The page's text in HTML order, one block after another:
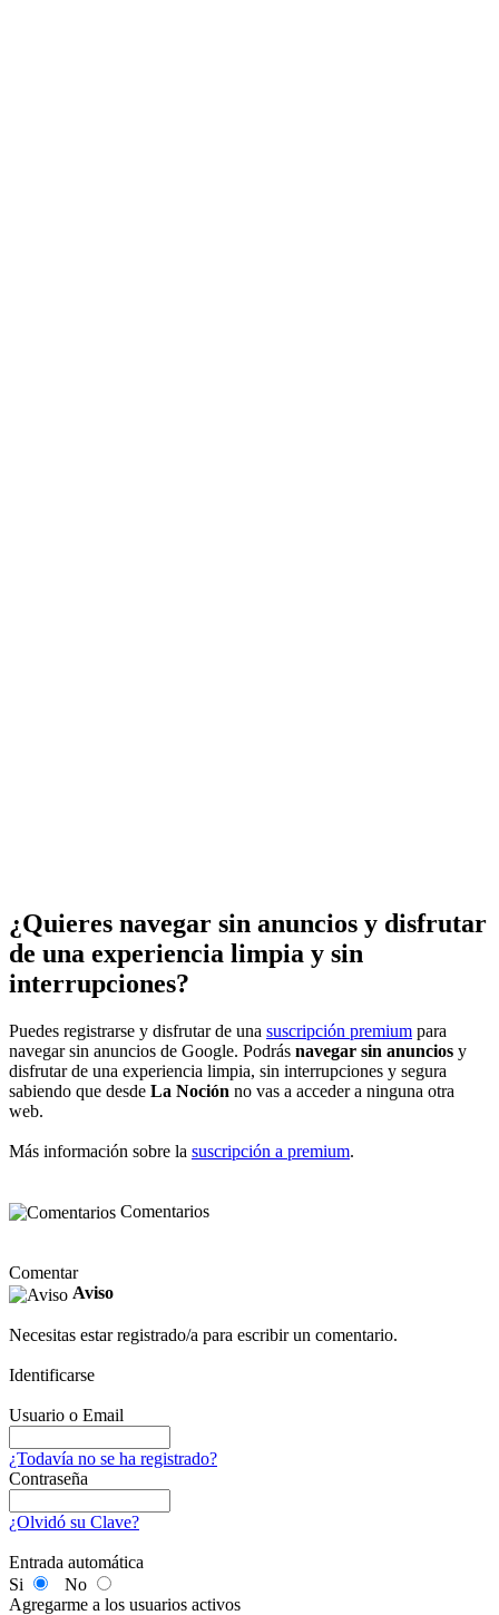
¿Quieres navegar sin anuncios y disfrutar
de una experiencia limpia y sin
interrupciones?
Puedes registrarse y disfrutar de una suscripción premium para
navegar sin anuncios de Google. Podrás navegar sin anuncios y
disfrutar de una experiencia limpia, sin interrupciones y segura
sabiendo que desde La Noción no vas a acceder a ninguna otra
web.
Más información sobre la suscripción a premium.
Comentarios
Comentar
Aviso
Necesitas estar registrado/a para escribir un comentario.
Identificarse
Usuario o Email
¿Todavía no se ha registrado?
Contraseña
¿Olvidó su Clave?
Entrada automática
Si
No
Agregarme a los usuarios activos